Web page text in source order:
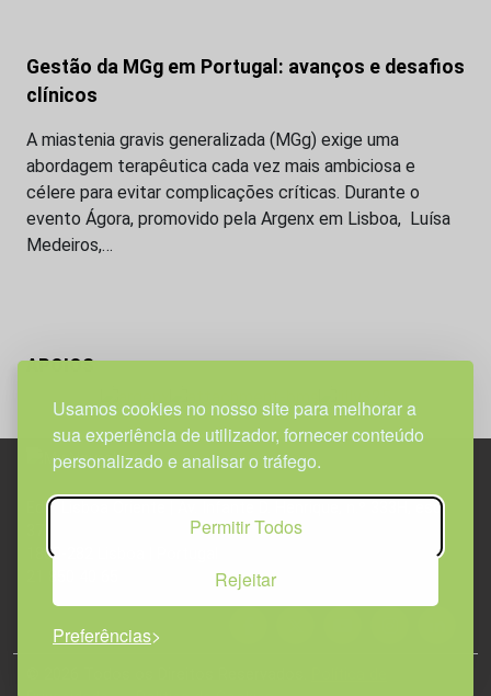
Usamos cookies no nosso site para melhorar a
sua experiência de utilizador, fornecer conteúdo
personalizado e analisar o tráfego.
Permitir Todos
Rejeitar
Preferências
Gestão da MGg em Portugal: avanços e desafios
clínicos
A miastenia gravis generalizada (MGg) exige uma
abordagem terapêutica cada vez mais ambiciosa e
célere para evitar complicações críticas. Durante o
evento Ágora, promovido pela Argenx em Lisboa, Luísa
Medeiros,…
APOIOS
Edif. Lisboa Oriente | Av. Infante D. Henrique, n.º 333H, esc.
1800-282 Lisboa | Portugal